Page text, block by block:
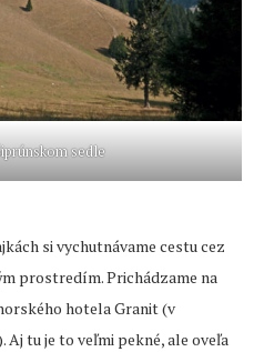
sedle
si vychutnávame cestu cez
prostredím. Prichádzame na
hotela Granit (v
tu je to veľmi pekné, ale oveľa